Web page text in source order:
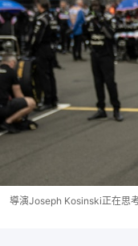
導演Joseph Kosinski正在思